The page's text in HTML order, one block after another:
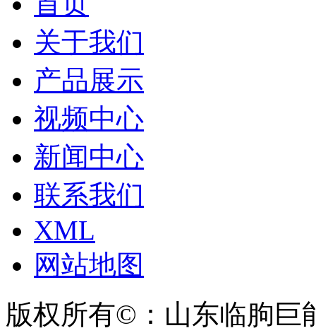
关于我们
产品展示
视频中心
新闻中心
联系我们
XML
网站地图
版权所有©：山东临朐巨